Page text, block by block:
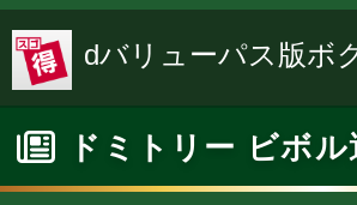
dバリューパス版ボ
ドミトリー ビボ